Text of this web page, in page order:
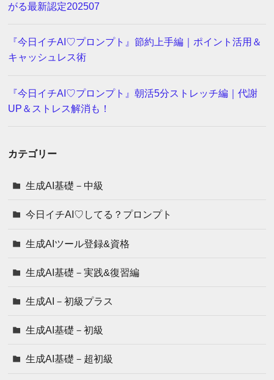
がる最新認定202507
『今日イチAI♡プロンプト』節約上手編｜ポイント活用＆
キャッシュレス術
『今日イチAI♡プロンプト』朝活5分ストレッチ編｜代謝
UP＆ストレス解消も！
カテゴリー
生成AI基礎－中級
今日イチAI♡してる？プロンプト
生成AIツール登録&資格
生成AI基礎－実践&復習編
生成AI－初級プラス
生成AI基礎－初級
生成AI基礎－超初級